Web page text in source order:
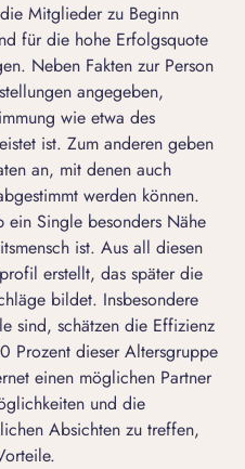
Mitglieder zu Beginn
für die hohe Erfolgsquote
Neben Fakten zur Person
angegeben,
wie etwa des
ist. Zum anderen geben
an, mit denen auch
werden können.
ein Single besonders Nähe
ist. Aus all diesen
erstellt, das später die
bildet. Insbesondere
sind, schätzen die Effizienz
Prozent dieser Altersgruppe
einen möglichen Partner
und die
Absichten zu treffen,